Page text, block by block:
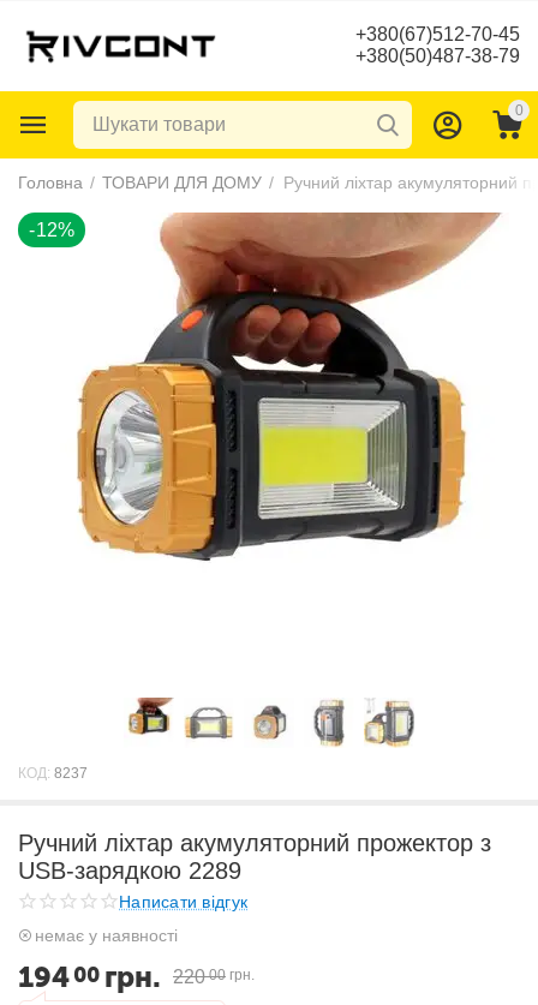
+380(67)512-70-45
+380(50)487-38-79
0
Головна / ТОВАРИ ДЛЯ ДОМУ /
КОД: 8237
Ручний ліхтар акумуляторний прожектор з
USB-зарядкою 2289
Написати відгук
немає у наявності
19400 грн. 220 00 грн.